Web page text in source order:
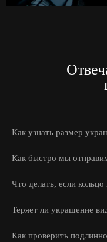
Как узнать размер
Как быстро мы
Что делать, если
Теряет ли украшение
Как проверить